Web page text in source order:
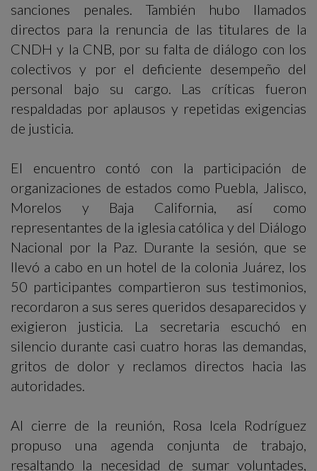
sanciones penales. También hubo llamados
directos para la renuncia de las titulares de la
CNDH y la CNB, por su falta de diálogo con los
colectivos y por el deficiente desempeño del
personal bajo su cargo. Las críticas fueron
respaldadas por aplausos y repetidas exigencias
de justicia.
El encuentro contó con la participación de
organizaciones de estados como Puebla, Jalisco,
Morelos y Baja California, así como
representantes de la iglesia católica y del Diálogo
Nacional por la Paz. Durante la sesión, que se
llevó a cabo en un hotel de la colonia Juárez, los
50 participantes compartieron sus testimonios,
recordaron a sus seres queridos desaparecidos y
exigieron justicia. La secretaria escuchó en
silencio durante casi cuatro horas las demandas,
gritos de dolor y reclamos directos hacia las
autoridades.
Al cierre de la reunión, Rosa Icela Rodríguez
propuso una agenda conjunta de trabajo,
resaltando la necesidad de sumar voluntades,